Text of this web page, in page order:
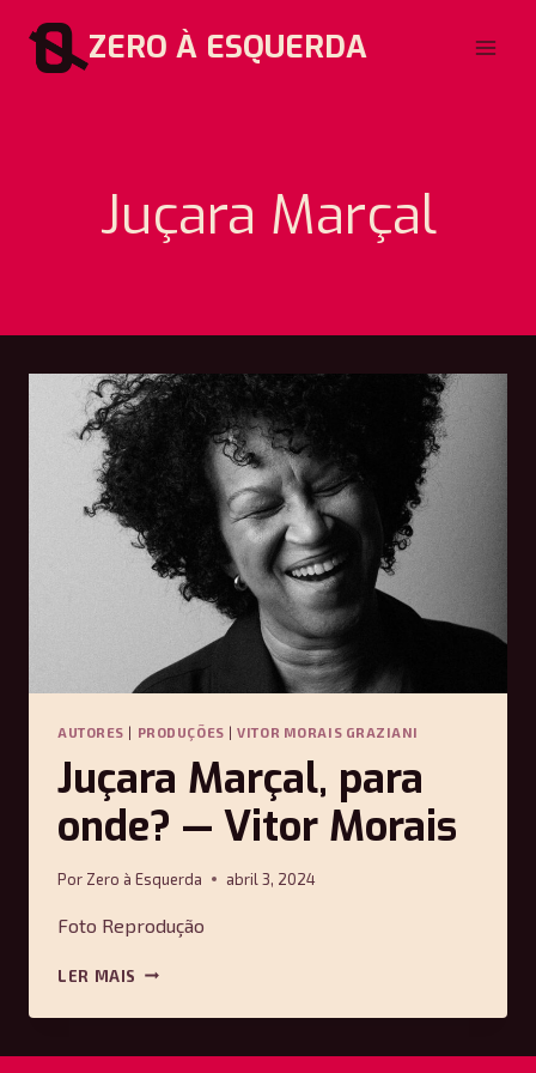
para
ZERO À ESQUERDA
Juçara Marçal
AUTORES | PRODUÇÕES |VITOR MORAIS GRAZIANI
Juçara Marçal, para
onde? — Vitor Morais
Por Zero à Esquerda abril 3, 2024
Foto Reprodução
LER MAIS JUÇARA
PARA